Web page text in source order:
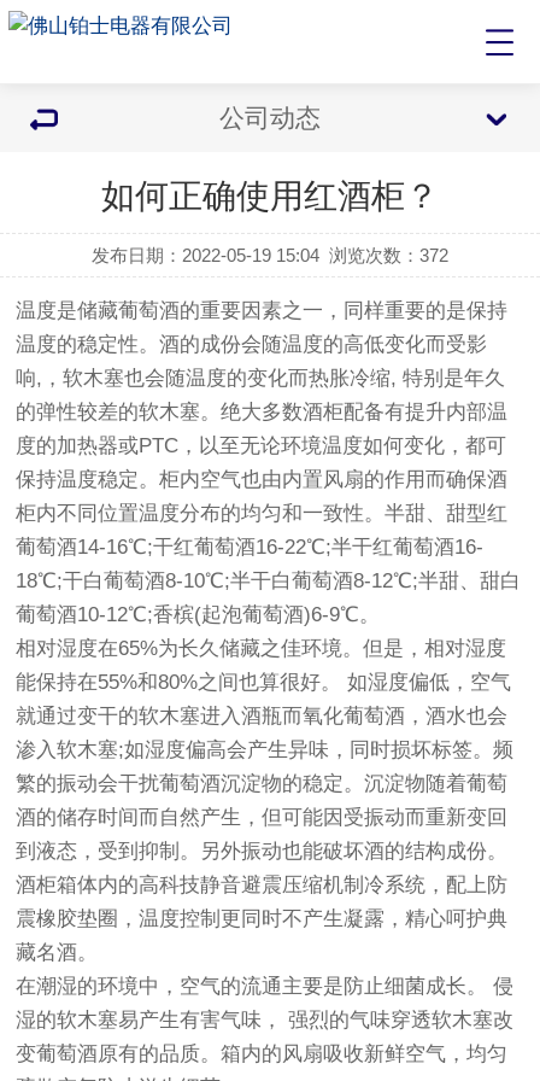
公司动态
如何正确使用红酒柜？
发布日期：2022-05-19 15:04 浏览次数：372
温度是储藏葡萄酒的重要因素之一，同样重要的是保持
温度的稳定性。酒的成份会随温度的高低变化而受影
响,，软木塞也会随温度的变化而热胀冷缩, 特别是年久
的弹性较差的软木塞。绝大多数酒柜配备有提升内部温
度的加热器或PTC，以至无论环境温度如何变化，都可
保持温度稳定。柜内空气也由内置风扇的作用而确保酒
柜内不同位置温度分布的均匀和一致性。半甜、甜型红
葡萄酒14-16℃;干红葡萄酒16-22℃;半干红葡萄酒16-
18℃;干白葡萄酒8-10℃;半干白葡萄酒8-12℃;半甜、甜白
葡萄酒10-12℃;香槟(起泡葡萄酒)6-9℃。
相对湿度在65%为长久储藏之佳环境。但是，相对湿度
能保持在55%和80%之间也算很好。 如湿度偏低，空气
就通过变干的软木塞进入酒瓶而氧化葡萄酒，酒水也会
渗入软木塞;如湿度偏高会产生异味，同时损坏标签。频
繁的振动会干扰葡萄酒沉淀物的稳定。沉淀物随着葡萄
酒的储存时间而自然产生，但可能因受振动而重新变回
到液态，受到抑制。另外振动也能破坏酒的结构成份。
酒柜箱体内的高科技静音避震压缩机制冷系统，配上防
震橡胶垫圈，温度控制更同时不产生凝露，精心呵护典
藏名酒。
在潮湿的环境中，空气的流通主要是防止细菌成长。 侵
湿的软木塞易产生有害气味， 强烈的气味穿透软木塞改
变葡萄酒原有的品质。箱内的风扇吸收新鲜空气，均匀